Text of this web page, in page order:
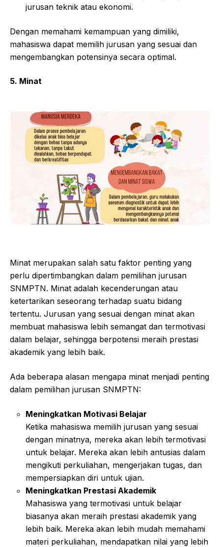
jurusan teknik atau ekonomi.
Dengan memahami kemampuan yang dimiliki,
mahasiswa dapat memilih jurusan yang sesuai dan
mengembangkan potensinya secara optimal.
5. Minat
Minat merupakan salah satu faktor penting yang
perlu dipertimbangkan dalam pemilihan jurusan
SNMPTN. Minat adalah kecenderungan atau
ketertarikan seseorang terhadap suatu bidang
tertentu. Jurusan yang sesuai dengan minat akan
membuat mahasiswa lebih semangat dan termotivasi
dalam belajar, sehingga berpotensi meraih prestasi
akademik yang lebih baik.
Ada beberapa alasan mengapa minat menjadi penting
dalam pemilihan jurusan SNMPTN:
Meningkatkan Motivasi Belajar
Ketika mahasiswa memilih jurusan yang sesuai
dengan minatnya, mereka akan lebih termotivasi
untuk belajar. Mereka akan lebih antusias dalam
mengikuti perkuliahan, mengerjakan tugas, dan
mempersiapkan diri untuk ujian.
Meningkatkan Prestasi Akademik
Mahasiswa yang termotivasi untuk belajar
biasanya akan meraih prestasi akademik yang
lebih baik. Mereka akan lebih mudah memahami
materi perkuliahan, mendapatkan nilai yang lebih